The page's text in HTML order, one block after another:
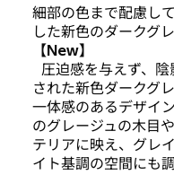
細部の色まで配慮し
した新色のダークグ
【New】
圧迫感を与えず、
された新色ダークグ
一体感のあるデザイ
のグレージュの木目
テリアに映え、グレ
イト基調の空間にも調